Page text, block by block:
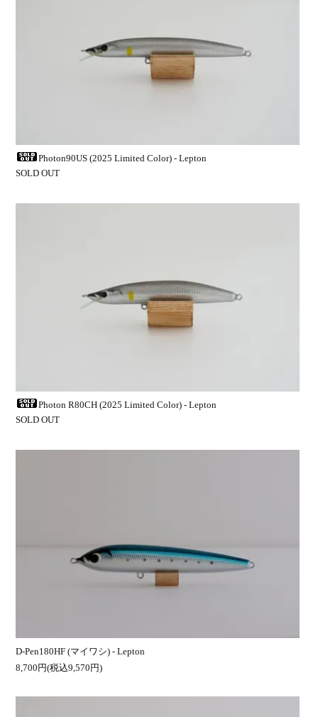
Photon90US (2025 Limited Color) - Lepton
SOLD OUT
Photon R80CH (2025 Limited Color) - Lepton
SOLD OUT
D-Pen180HF (マイワシ) - Lepton
8,700円(税込9,570円)